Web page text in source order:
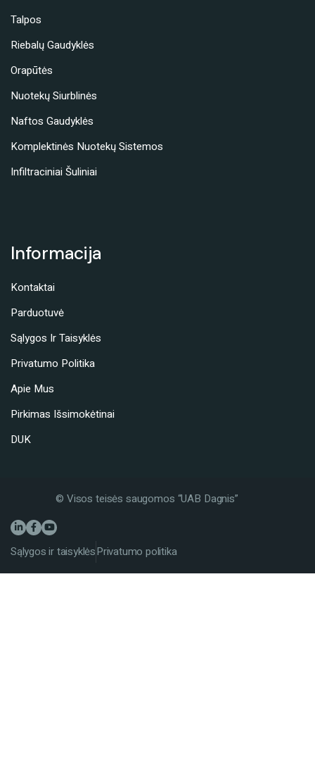
Talpos
Riebalų Gaudyklės
Orapūtės
Nuotekų Siurblinės
Naftos Gaudyklės
Komplektinės Nuotekų Sistemos
Infiltraciniai Šuliniai
Informacija
Kontaktai
Parduotuvė
Sąlygos Ir Taisyklės
Privatumo Politika
Apie Mus
Pirkimas Išsimokėtinai
DUK
© Visos teisės saugomos “UAB Dagnis”
Sąlygos ir taisyklėsPrivatumo politika